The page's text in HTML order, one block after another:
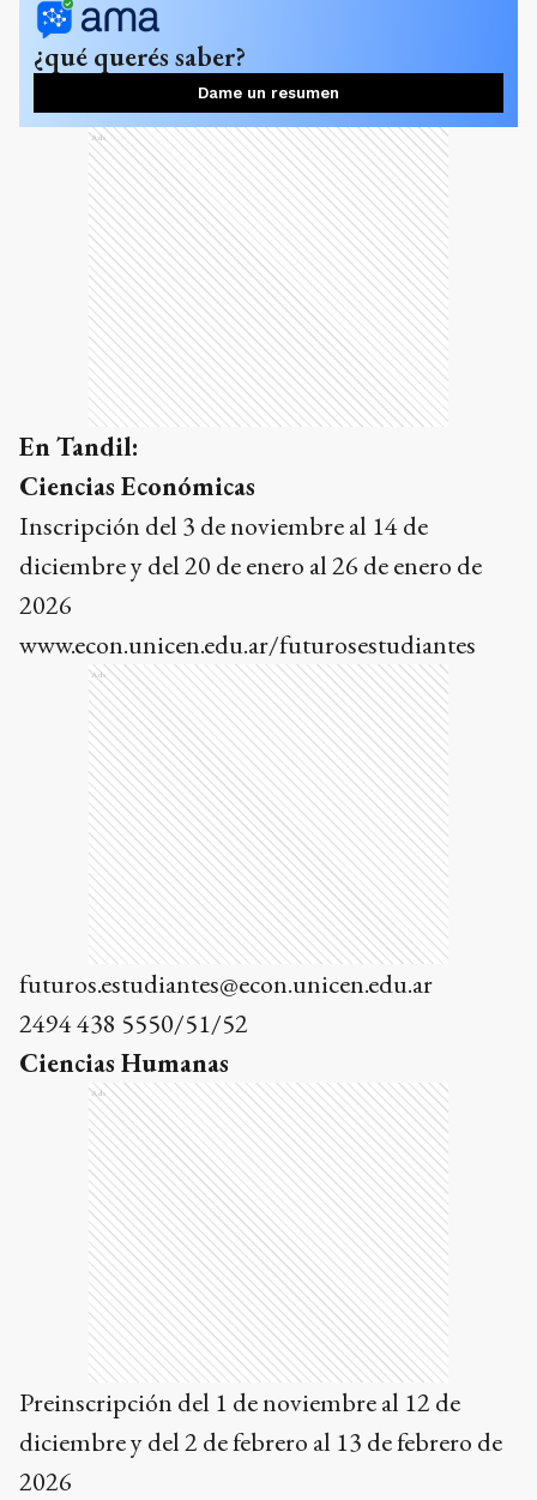
¿qué querés saber?
Dame un resumen
Ads
En Tandil:
Ciencias Económicas
Inscripción del 3 de noviembre al 14 de
diciembre y del 20 de enero al 26 de enero de
2026
www.econ.unicen.edu.ar/futurosestudiantes
Ads
futuros.estudiantes@econ.unicen.edu.ar
2494 438 5550/51/52
Ciencias Humanas
Ads
Preinscripción del 1 de noviembre al 12 de
diciembre y del 2 de febrero al 13 de febrero de
2026